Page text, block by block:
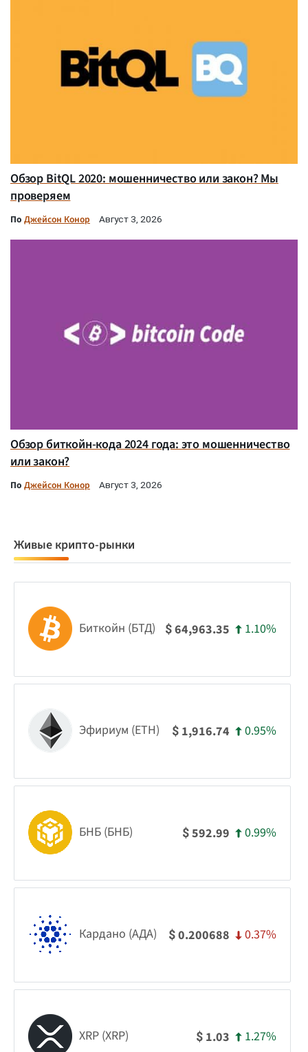
Обзор BitQL 2020: мошенничество или закон? Мы
проверяем
По Джейсон Конор Август 3, 2026
Обзор биткойн-кода 2024 года: это мошенничество
или закон?
По Джейсон Конор Август 3, 2026
Живые крипто-рынки
Биткойн (БТД) $64,963.35 1.10%
Эфириум (ETH) $ 1,916.74 0.95%
БНБ (БНБ) $592.99 0.99%
Кардано (АДА) $0.200688 0.37%
XRP (XRP) $ 1.03 1.27%